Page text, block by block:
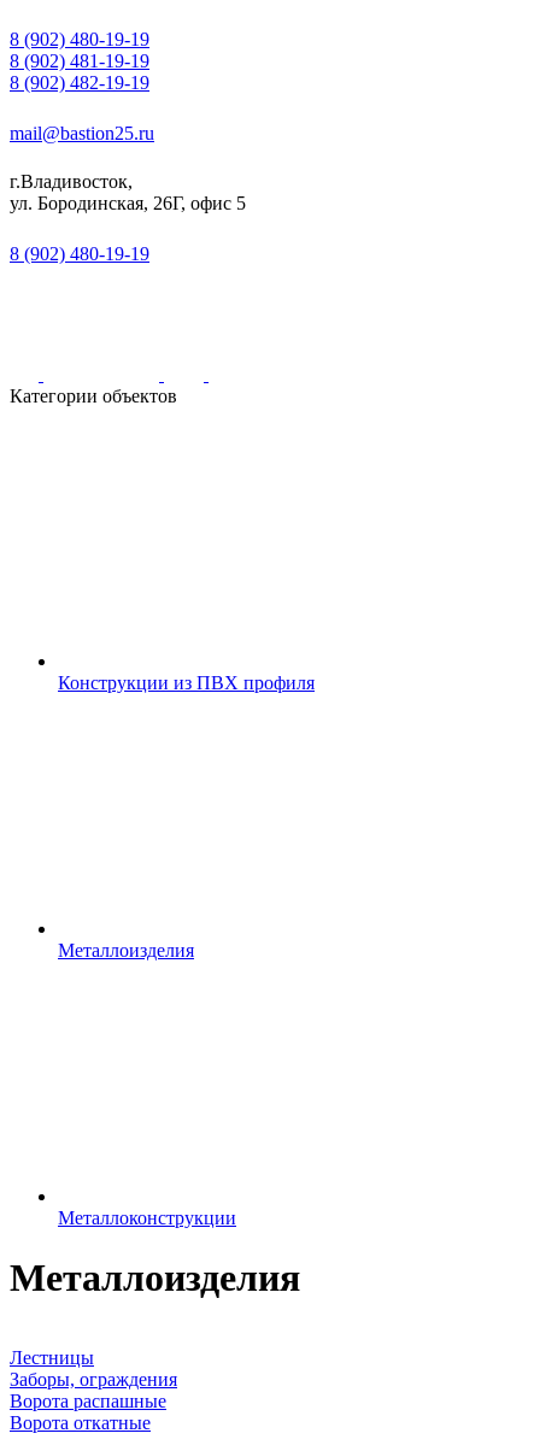
8 (902) 480-19-19
8 (902) 481-19-19
8 (902) 482-19-19
mail@bastion25.ru
г.Владивосток,
ул. Бородинская, 26Г, офис 5
8 (902) 480-19-19
Категории объектов
Конструкции из ПВХ профиля
Металлоизделия
Металлоконструкции
Металлоизделия
Лестницы
Заборы, ограждения
Ворота распашные
Ворота откатные